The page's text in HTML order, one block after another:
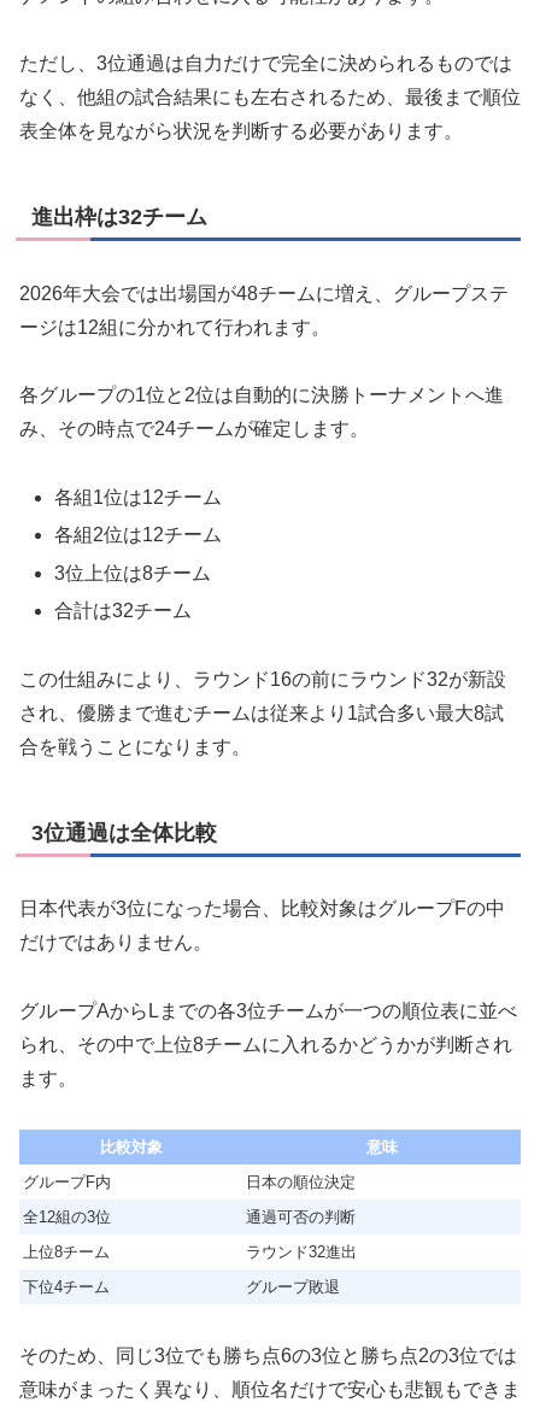
ただし、3位通過は自力だけで完全に決められるものでは
なく、他組の試合結果にも左右されるため、最後まで順位
表全体を見ながら状況を判断する必要があります。
進出枠は32チーム
2026年大会では出場国が48チームに増え、グループステ
ージは12組に分かれて行われます。
各グループの1位と2位は自動的に決勝トーナメントへ進
み、その時点で24チームが確定します。
各組1位は12チーム
各組2位は12チーム
3位上位は8チーム
合計は32チーム
この仕組みにより、ラウンド16の前にラウンド32が新設
され、優勝まで進むチームは従来より1試合多い最大8試
合を戦うことになります。
3位通過は全体比較
日本代表が3位になった場合、比較対象はグループFの中
だけではありません。
グループAからLまでの各3位チームが一つの順位表に並べ
られ、その中で上位8チームに入れるかどうかが判断され
ます。
比較対象
意味
グループF内
日本の順位決定
全12組の3位
通過可否の判断
上位8チーム
ラウンド32進出
下位4チーム
グループ敗退
そのため、同じ3位でも勝ち点6の3位と勝ち点2の3位では
意味がまったく異なり、順位名だけで安心も悲観もできま